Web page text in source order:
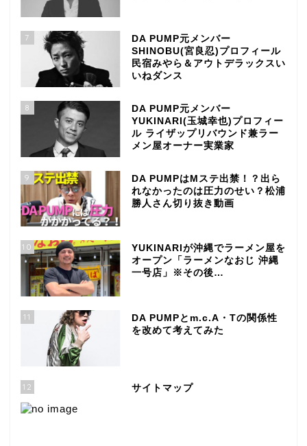
7
DA PUMP元メンバー
SHINOBU(宮良忍)プロフィール
民宿みやら＆アウトデラックスい
いねダンス
8
DA PUMP元メンバー
YUKINARI(玉城幸也)プロフィー
ル ライザップリバウンド兼ラー
メン屋オーナー実業家
9
DA PUMPはMステ出禁！？出ら
れなかったのは圧力のせい？松浦
勝人さん切り抜き動画
10
YUKINARIが沖縄でラーメン屋を
オープン「ラーメンなおじ 沖縄
一号店」※その後…
11
DA PUMPとm.c.A・Tの関係性
を改めて考えてみた
12 サイトマップ